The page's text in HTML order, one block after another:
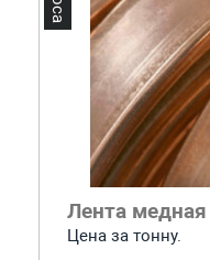
Лента
Цена за тонну.